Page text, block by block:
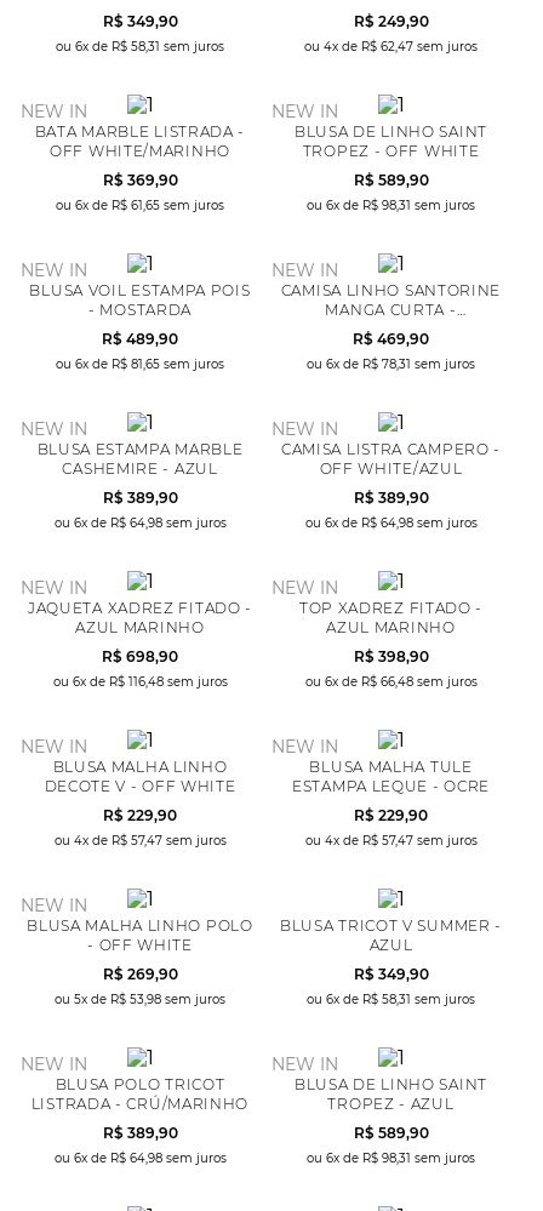
R$ 349,90
ou 6x de R$ 58,31 sem juros
R$ 249,90
ou 4x de R$ 62,47 sem juros
NEW IN
BATA MARBLE LISTRADA -
OFF WHITE/MARINHO
R$ 369,90
ou 6x de R$ 61,65 sem juros
NEW IN
BLUSA DE LINHO SAINT
TROPEZ - OFF WHITE
R$ 589,90
ou 6x de R$ 98,31 sem juros
NEW IN
BLUSA VOIL ESTAMPA POIS
- MOSTARDA
R$ 489,90
ou 6x de R$ 81,65 sem juros
NEW IN
CAMISA LINHO SANTORINE
MANGA CURTA -
VERMELHO
R$ 469,90
ou 6x de R$ 78,31 sem juros
NEW IN
BLUSA ESTAMPA MARBLE
CASHEMIRE - AZUL
R$ 389,90
ou 6x de R$ 64,98sem juros
NEW IN
CAMISA LISTRA CAMPERO -
OFF WHITE/AZUL
R$ 389,90
ou 6x de R$ 64,98sem juros
NEW IN
JAQUETA XADREZ FITADO -
AZUL MARINHO
R$ 698,90
ou 6x de R$ 116,48sem juros
NEW IN
TOP XADREZ FITADO -
AZUL MARINHO
R$ 398,90
ou 6x de R$ 66,48sem juros
NEW IN
BLUSA MALHA LINHO
DECOTE V - OFF WHITE
R$ 229,90
ou 4x de R$ 57,47sem juros
NEW IN
BLUSA MALHA TULE
ESTAMPA LEQUE - OCRE
R$ 229,90
ou 4x de R$ 57,47sem juros
NEW IN
BLUSA MALHA LINHO POLO
- OFF WHITE
R$ 269,90
ou 5x de R$ 53,98 sem juros
BLUSA TRICOT V SUMMER -
AZUL
R$ 349,90
ou 6x de R$ 58,31 sem juros
NEW IN
BLUSA POLO TRICOT
LISTRADA - CRÚ/MARINHO
R$ 389,90
ou 6x de R$ 64,98sem juros
NEW IN
BLUSA DE LINHO SAINT
TROPEZ - AZUL
R$ 589,90
ou 6x de R$ 98,31 sem juros